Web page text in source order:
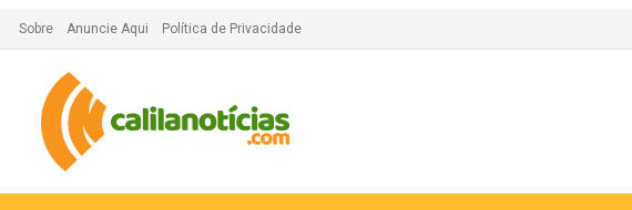
Sobre Anuncie Aqui Política de Privacidade